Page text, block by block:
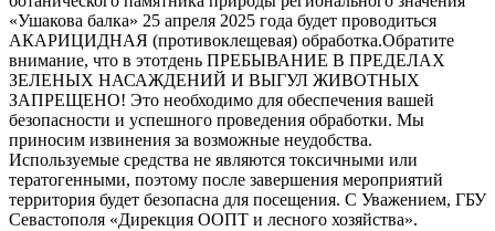
«Ушакова балка» 25 апреля 2025 года будет проводиться
АКАРИЦИДНАЯ (противоклещевая) обработка.Обратите
внимание, что в этотдень ПРЕБЫВАНИЕ В ПРЕДЕЛАХ
ЗЕЛЕНЫХ НАСАЖДЕНИЙ И ВЫГУЛ ЖИВОТНЫХ
ЗАПРЕЩЕНО! Это необходимо для обеспечения вашей
безопасности и успешного проведения обработки. Мы
приносим извинения за возможные неудобства.
Используемые средства не являются токсичными или
тератогенными, поэтому после завершения мероприятий
территория будет безопасна для посещения. С Уважением, ГБУ
Севастополя «Дирекция ООПТ и лесного хозяйства».